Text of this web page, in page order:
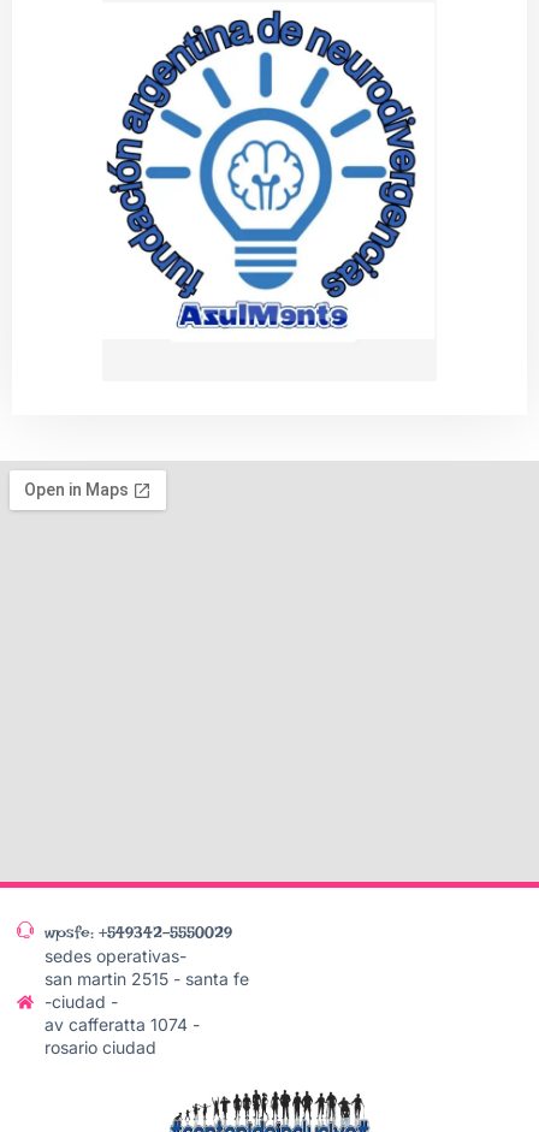
wpsfe: +549342-5550029
sedes operativas-
san martin 2515 - santa fe
-ciudad -
av cafferatta 1074 -
rosario ciudad